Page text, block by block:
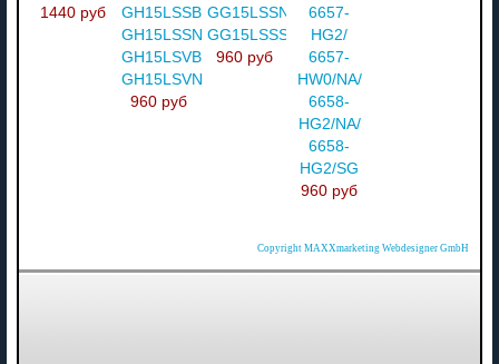
1440 руб
GH15LSSBG/XBM/
GH15LSSN/EDC/
GH15LSVB/
GH15LSVN
960 руб
GG15LSSN/XSH/
GG15LSSS/XSH
960 руб
6657-
HG2/
6657-
HW0/NA/
6658-
HG2/NA/
6658-
HG2/SG
960 руб
Copyright MAXXmarketing Webdesigner GmbH